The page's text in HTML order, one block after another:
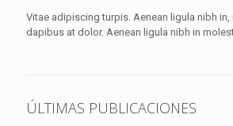
Vitae adipiscing turpis. Aenean ligula nibh in,
dapibus at dolor. Aenean ligula nibh in
ÚLTIMAS PUBLICACIONES